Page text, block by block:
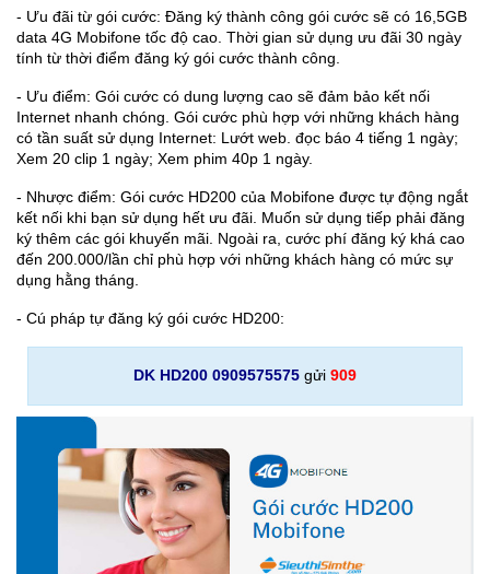
- Ưu đãi từ gói cước: Đăng ký thành công gói cước sẽ có 16,5GB
data 4G Mobifone tốc độ cao. Thời gian sử dụng ưu đãi 30 ngày
tính từ thời điểm đăng ký gói cước thành công.
- Ưu điểm: Gói cước có dung lượng cao sẽ đảm bảo kết nối
Internet nhanh chóng. Gói cước phù hợp với những khách hàng
có tần suất sử dụng Internet: Lướt web. đọc báo 4 tiếng 1 ngày;
Xem 20 clip 1 ngày; Xem phim 40p 1 ngày.
- Nhược điểm: Gói cước HD200 của Mobifone được tự động ngắt
kết nối khi bạn sử dụng hết ưu đãi. Muốn sử dụng tiếp phải đăng
ký thêm các gói khuyến mãi. Ngoài ra, cước phí đăng ký khá cao
đến 200.000/lần chỉ phù hợp với những khách hàng có mức sự
dụng hằng tháng.
- Cú pháp tự đăng ký gói cước HD200:
DK HD200 0909575575 gửi 909